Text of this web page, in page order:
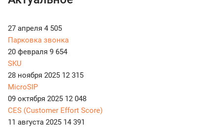
27 апреля 4 505
Парковка звонка
20 февраля 9 654
SKU
28 ноября 2025 12 315
MicroSIP
09 октября 2025 12 048
CES (Customer Effort Score)
11 августа 2025 14 391